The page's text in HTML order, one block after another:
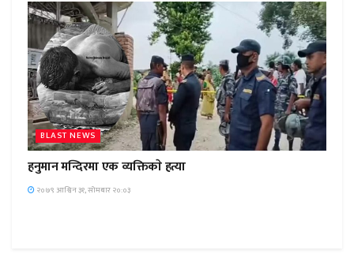
BLAST NEWS
हनुमान मन्दिरमा एक व्यक्तिकाे हत्या
२०७९ आश्विन ३१, सोमबार २०:०३